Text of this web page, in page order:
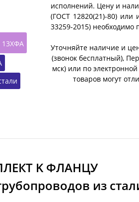
13ХФА
исполнений. Цену и
(ГОСТ 12820(21)-80) или
33259-2015) необходимо
Уточняйте наличие и
(звонок бесплатный),
мск) или по
товаров могут
K ФЛАНЦУ
из